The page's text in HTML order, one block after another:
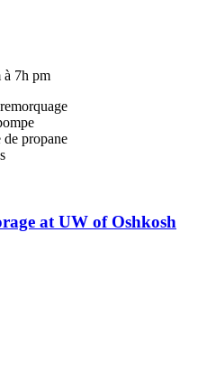
à 7h pm
de propane
at UW of Oshkosh